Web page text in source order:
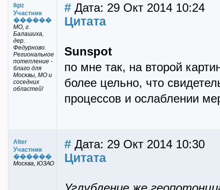
Ilgiz
Участник
������
МО, г.
Балашиха,
дер.
Федурново.
Региональное
потепление -
благо для
Москвы, МО и
соседних
областей!
# Дата: 29 Окт 2014 10:24
Цитата
Sunspot
по мне так, на второй
более цельно, что
процессов и ослаблении
Alter
Участник
������
Москва, ЮЗАО
# Дата: 29 Окт 2014 10:30
Цитата